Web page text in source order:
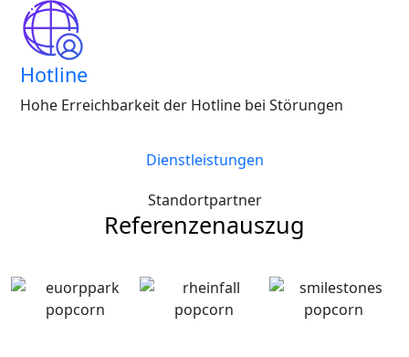
Hotline
Hohe Erreichbarkeit der Hotline bei Störungen
Dienstleistungen
Standortpartner
Referenzenauszug